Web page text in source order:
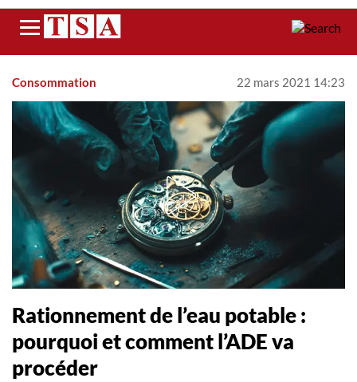
Menu
Consommation 22 mars 2021 14:23
Rationnement de l’eau potable :
pourquoi et comment l’ADE va
procéder